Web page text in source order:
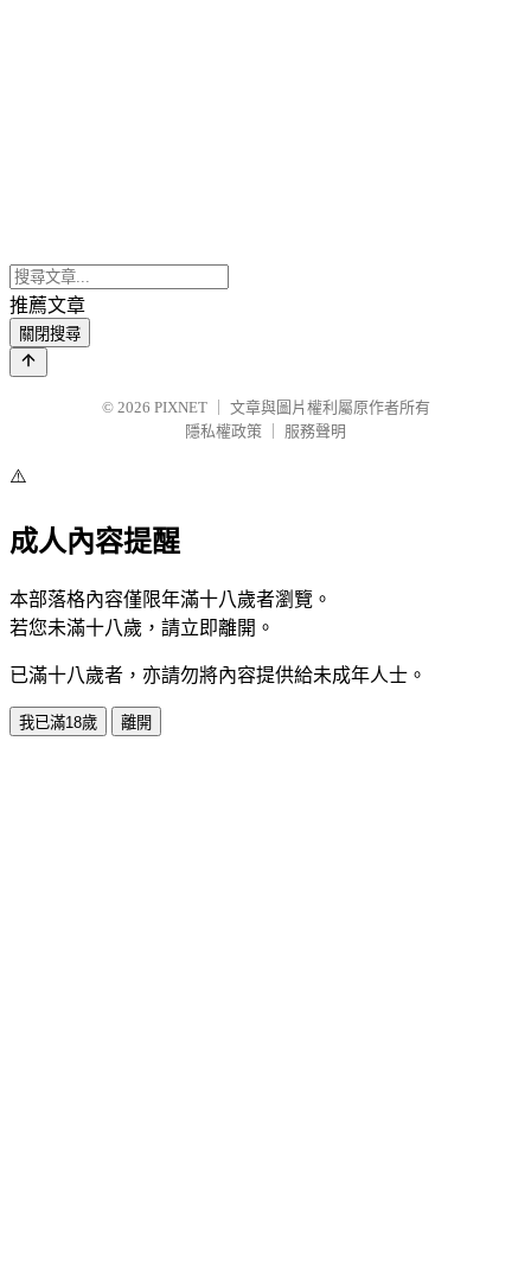
推薦文章
關閉搜尋
© 2026 PIXNET
文章與圖片權利屬原作者所有
隱私權政策
服務聲明
⚠️
成人內容提醒
本部落格內容僅限年滿十八歲者瀏覽。
若您未滿十八歲，請立即離開。
已滿十八歲者，亦請勿將內容提供給未成年人士。
我已滿18歲 離開